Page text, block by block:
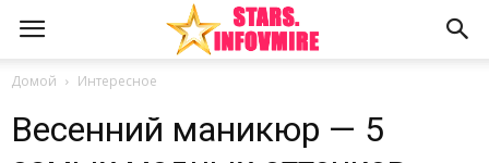
Домой Интересное
Весенний маникюр — 5